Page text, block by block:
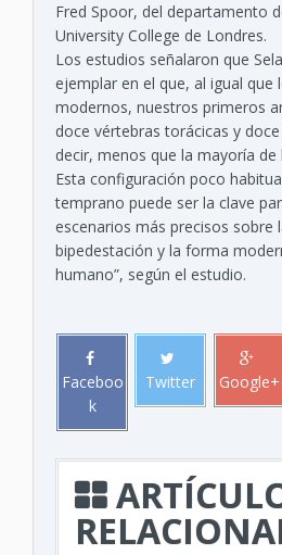
Fred Spoor, del departamento
University College de Londres.
Los estudios señalaron que
ejemplar en el que, al igual que
modernos, nuestros primeros
doce vértebras torácicas y
decir, menos que la mayoría de
Esta configuración poco
temprano puede ser la clave
escenarios más precisos sobre
bipedestación y la forma
humano”, según el estudio.
Faceboo
k
Twitter Google+